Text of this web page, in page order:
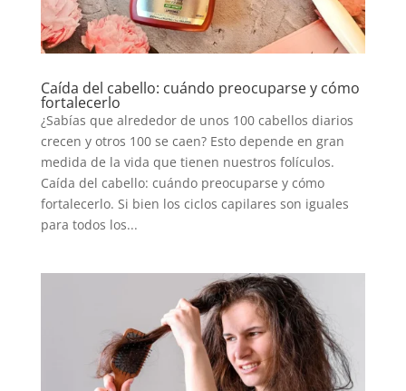
Caída del cabello: cuándo preocuparse y cómo
fortalecerlo
¿Sabías que alrededor de unos 100 cabellos diarios
crecen y otros 100 se caen? Esto depende en gran
medida de la vida que tienen nuestros folículos.
Caída del cabello: cuándo preocuparse y cómo
fortalecerlo. Si bien los ciclos capilares son iguales
para todos los...